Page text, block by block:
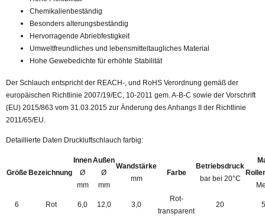
Chemikalienbeständig
Besonders alterungsbeständig
Hervorragende Abriebfestigkeit
Umweltfreundliches und lebensmitteltaugliches Material
Hohe Gewebedichte für erhöhte Stabilität
Der Schlauch entspricht der REACH-, und RoHS Verordnung gemäß der
europäischen Richtlinie 2007/19/EC, 10-2011 gem. A-B-C sowie der Vorschrift
(EU) 2015/863 vom 31.03.2015 zur Änderung des Anhangs II der Richtlinie
2011/65/EU.
Detaillierte Daten Druckluftschlauch farbig:
GrößeBezeichnung
Innen
Ø
mm
Außen
Ø
mm
Wandstärke
mm
Farbe
Betriebsdruck
bar bei 20°C
6 Rot 6,0 12,0 3,0
Rot-
transparent
20